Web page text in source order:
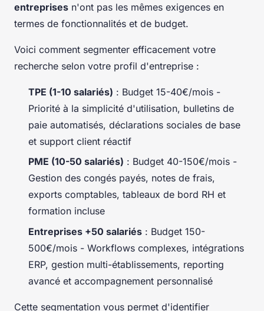
entreprises n'ont pas les mêmes exigences en
termes de fonctionnalités et de budget.
Voici comment segmenter efficacement votre
recherche selon votre profil d'entreprise :
TPE (1-10 salariés) : Budget 15-40€/mois -
Priorité à la simplicité d'utilisation, bulletins de
paie automatisés, déclarations sociales de base
et support client réactif
PME (10-50 salariés) : Budget 40-150€/mois -
Gestion des congés payés, notes de frais,
exports comptables, tableaux de bord RH et
formation incluse
Entreprises +50 salariés : Budget 150-
500€/mois - Workflows complexes, intégrations
ERP, gestion multi-établissements, reporting
avancé et accompagnement personnalisé
Cette segmentation vous permet d'identifier